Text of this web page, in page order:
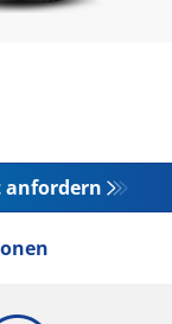
anfordern